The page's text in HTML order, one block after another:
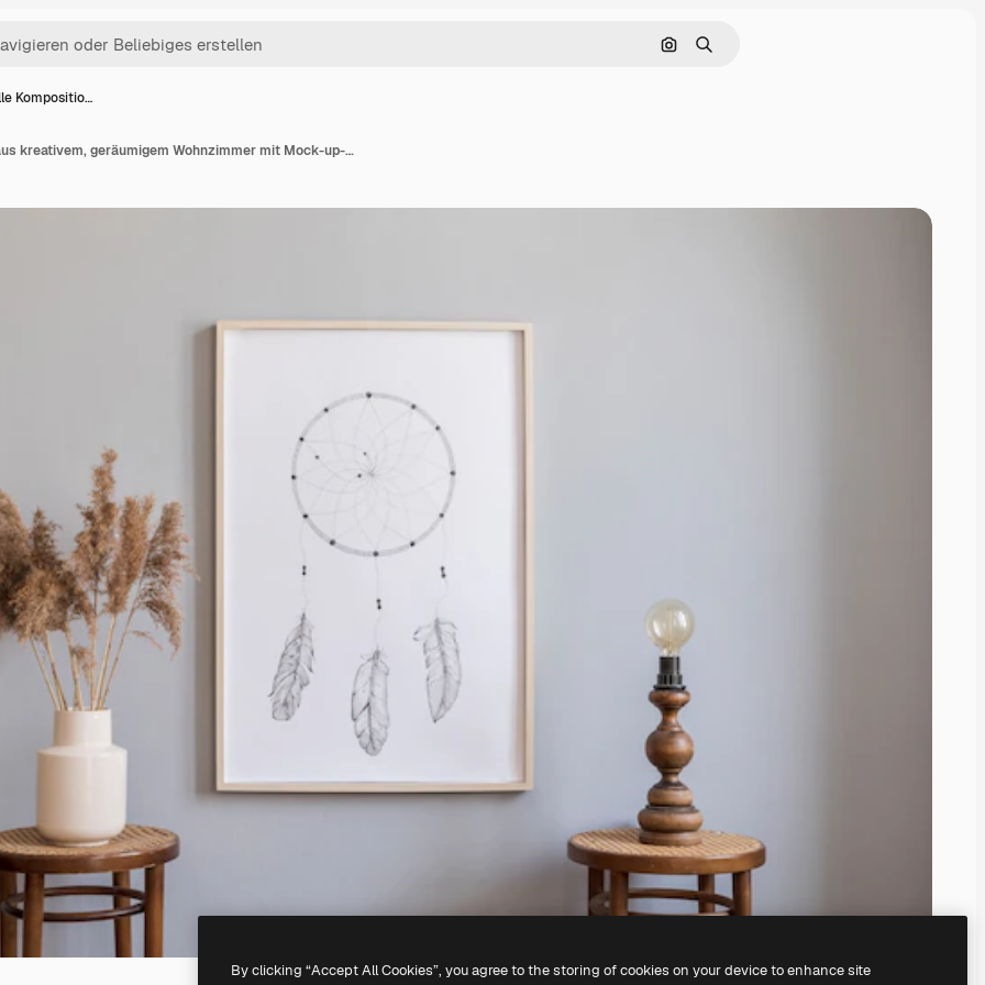
Nach Bild suchen
Suchen
Kompositio…
Stilvolle Komposition aus kreativem, geräumigem Wohnzimmer mit Mock-up-Posterrahmen, Kommode und Zubehör. Graue Wände und Parkettboden. Boho-Stil. Vorlage
By clicking “Accept All Cookies”, you agree to the storing of cookies on your device to enhance site